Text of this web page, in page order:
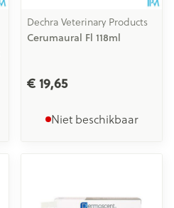
Dechra Veterinary Products
Cerumaural Fl 118ml
€ 19,65
Niet beschikbaar